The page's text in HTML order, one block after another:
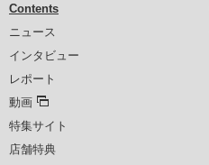
Contents
ニュース
インタビュー
レポート
動画
特集サイト
店舗特典